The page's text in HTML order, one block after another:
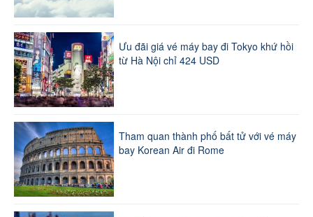
Ưu đãi giá vé máy bay đi Tokyo khứ hồi
từ Hà Nội chỉ 424 USD
Tham quan thành phố bất tử với vé máy
bay Korean Air đi Rome